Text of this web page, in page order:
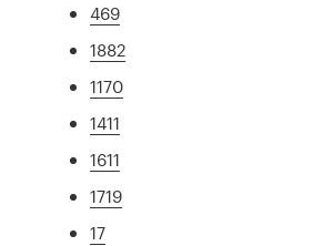
469
1882
1170
1411
1611
1719
17